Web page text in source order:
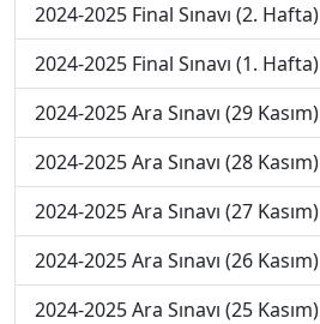
2024-2025 Final Sınavı (2. Hafta)
2024-2025 Final Sınavı (1. Hafta)
2024-2025 Ara Sınavı (29 Kasım)
2024-2025 Ara Sınavı (28 Kasım)
2024-2025 Ara Sınavı (27 Kasım)
2024-2025 Ara Sınavı (26 Kasım)
2024-2025 Ara Sınavı (25 Kasım)